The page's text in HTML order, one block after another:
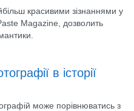
красивими зізнаннями у
Magazine, дозволить
в історії
може порівнюватись з